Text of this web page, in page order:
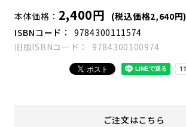
本体価格 2,400円
(税込価格2,640円)
ISBNコード
9784300111574
旧版ISBNコード
9784300100974
ご注文はこちら